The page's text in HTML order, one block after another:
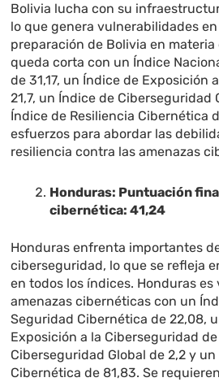
Bolivia lucha con su
lo que genera vulnerabilidades
preparación de Bolivia en
queda corta con un Índice
de 31,17, un Índice de Exposición
21,7, un Índice de Ciberseguridad
Índice de Resiliencia Cibernética
esfuerzos para abordar las
resiliencia contra las amenazas
Honduras: Puntuación
cibernética: 41,24
Honduras enfrenta importantes
ciberseguridad, lo que se refleja
en todos los índices. Honduras es
amenazas cibernéticas con un
Seguridad Cibernética de 22,08,
Exposición a la Ciberseguridad
Ciberseguridad Global de 2,2 y
Cibernética de 81,83. Se